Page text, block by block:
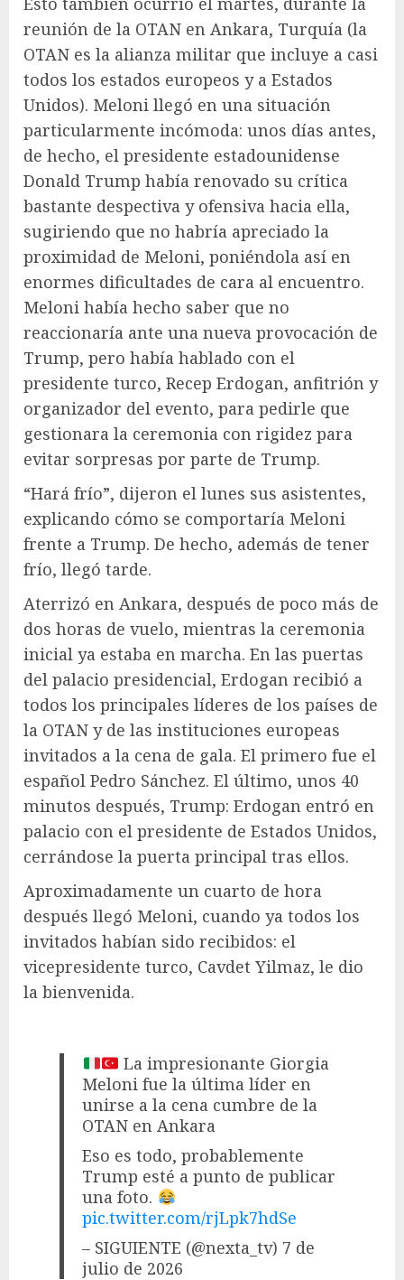
reunión de la OTAN en Ankara, Turquía (la
OTAN es la alianza militar que incluye a casi
todos los estados europeos y a Estados
Unidos). Meloni llegó en una situación
particularmente incómoda: unos días antes,
de hecho, el presidente estadounidense
Donald Trump había renovado su crítica
bastante despectiva y ofensiva hacia ella,
sugiriendo que no habría apreciado la
proximidad de Meloni, poniéndola así en
enormes dificultades de cara al encuentro.
Meloni había hecho saber que no
reaccionaría ante una nueva provocación de
Trump, pero había hablado con el
presidente turco, Recep Erdogan, anfitrión y
organizador del evento, para pedirle que
gestionara la ceremonia con rigidez para
evitar sorpresas por parte de Trump.
“Hará frío”, dijeron el lunes sus asistentes,
explicando cómo se comportaría Meloni
frente a Trump. De hecho, además de tener
frío, llegó tarde.
Aterrizó en Ankara, después de poco más de
dos horas de vuelo, mientras la ceremonia
inicial ya estaba en marcha. En las puertas
del palacio presidencial, Erdogan recibió a
todos los principales líderes de los países de
la OTAN y de las instituciones europeas
invitados a la cena de gala. El primero fue el
español Pedro Sánchez. El último, unos 40
minutos después, Trump: Erdogan entró en
palacio con el presidente de Estados Unidos,
cerrándose la puerta principal tras ellos.
Aproximadamente un cuarto de hora
después llegó Meloni, cuando ya todos los
invitados habían sido recibidos: el
vicepresidente turco, Cavdet Yilmaz, le dio
la bienvenida.
La impresionante Giorgia
Meloni fue la última líder en
unirse a la cena cumbre de la
OTAN en Ankara
Eso es todo, probablemente
Trump esté a punto de publicar
una foto.
pic.twitter.com/rjLpk7hdSe
– SIGUIENTE (@nexta_tv) 7 de
julio de 2026